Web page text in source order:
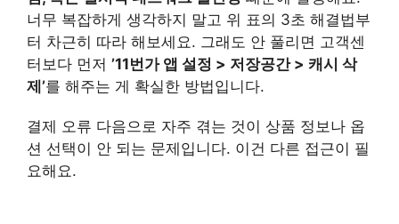
너무 복잡하게 생각하지 말고 위 표의 3초 해결법부
터 차근히 따라 해보세요. 그래도 안 풀리면 고객센
터보다 먼저 ’11번가 앱 설정 > 저장공간 > 캐시 삭
제’를 해주는 게 확실한 방법입니다.
결제 오류 다음으로 자주 겪는 것이 상품 정보나 옵
션 선택이 안 되는 문제입니다. 이건 다른 접근이 필
요해요.